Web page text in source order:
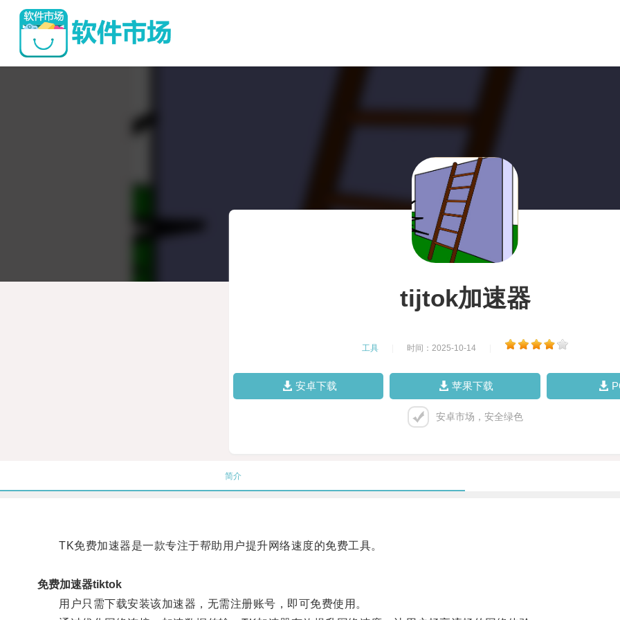
tijtok加速器
工具 时间：2025-10-14
安卓下载 苹果下载
安卓市场，安全绿色
简介
TK免费加速器是一款专注于帮助用户提升网络速度的免费工具。
免费加速器tiktok
用户只需下载安装该加速器，无需注册账号，即可免费使用。